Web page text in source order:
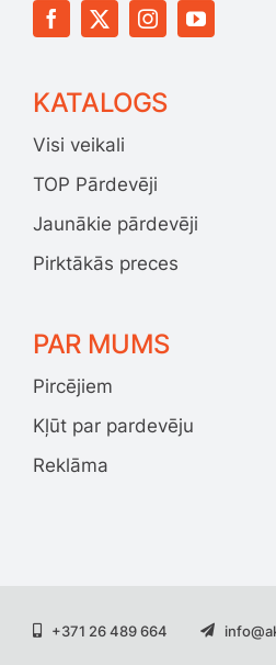
KATALOGS
Visi veikali
TOP Pārdevēji
Jaunākie pārdevēji
Pirktākās preces
PAR MUMS
Pircējiem
Kļūt par pardevēju
Reklāma
+371 26 489 664